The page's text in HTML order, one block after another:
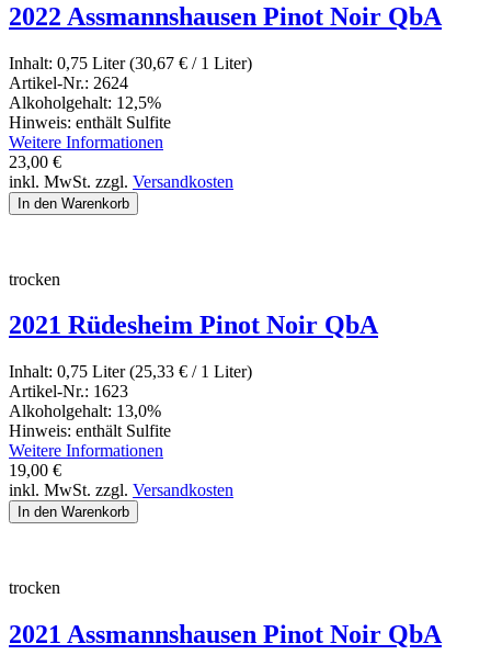
2022 Assmannshausen Pinot Noir QbA
Inhalt: 0,75 Liter (30,67 € / 1 Liter)
Artikel-Nr.: 2624
Alkoholgehalt: 12,5%
Hinweis: enthält Sulfite
Weitere Informationen
23,00 €
inkl. MwSt. zzgl. Versandkosten
trocken
2021 Rüdesheim Pinot Noir QbA
Inhalt: 0,75 Liter (25,33 € / 1 Liter)
Artikel-Nr.: 1623
Alkoholgehalt: 13,0%
Hinweis: enthält Sulfite
Weitere Informationen
19,00 €
inkl. MwSt. zzgl. Versandkosten
trocken
2021 Assmannshausen Pinot Noir QbA